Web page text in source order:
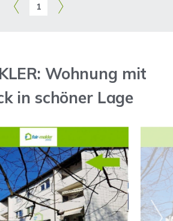
1
Wohnung mit
in schöner Lage